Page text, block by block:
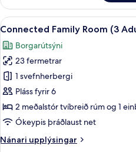
Family
Room
(3
+
2
Children)
Skoða
allar
myndir
fyrir
Connected
Family
Room
(3
Adults
+
2
Connected Family Room (3
Borgarútsýni
23 fermetrar
1 svefnherbergi
Pláss fyrir 6
2 meðalstór tvíbreið rúm og 1
Ókeypis þráðlaust net
Nánari upplýsingar
Nánari